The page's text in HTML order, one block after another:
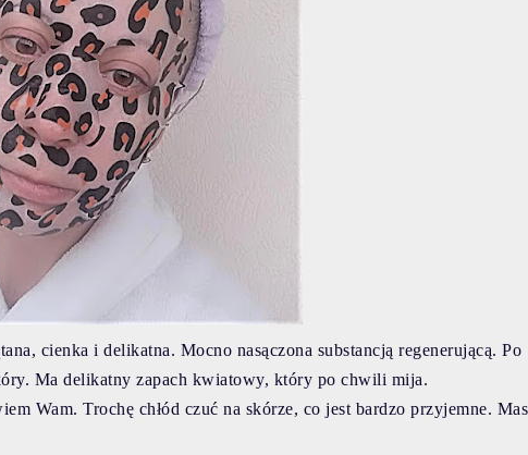
cienka i delikatna. Mocno nasączona substancją regenerującą. Po
Ma delikatny zapach kwiatowy, który po chwili mija.
Wam. Trochę chłód czuć na skórze, co jest bardzo przyjemne.